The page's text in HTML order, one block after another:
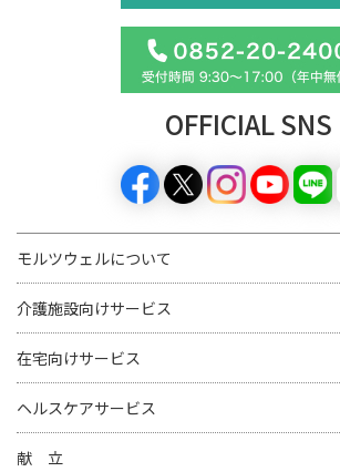
OFFICIAL SNS
モルツウェルについて
介護施設向けサービス
在宅向けサービス
ヘルスケアサービス
献 立